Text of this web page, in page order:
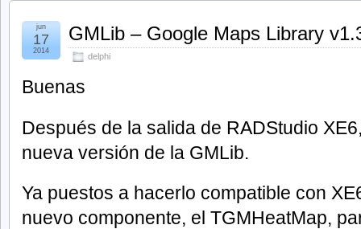
GMLib – Google Maps Library
delphi
jun
17
2014
Buenas
Después de la salida de RADStudio
nueva versión de la GMLib.
Ya puestos a hacerlo compatible con
nuevo componente, el TGMHeatMap,